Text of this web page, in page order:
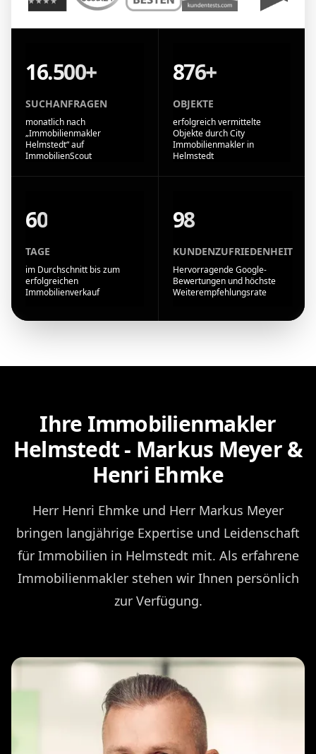
16.500+
SUCHANFRAGEN
monatlich nach
„Immobilienmakler
Helmstedt“ auf
ImmobilienScout
876+
OBJEKTE
erfolgreich vermittelte
Objekte durch City
Immobilienmakler in
Helmstedt
60
TAGE
im Durchschnitt bis zum
erfolgreichen
Immobilienverkauf
98
KUNDENZUFRIEDENHEIT
Hervorragende Google-
Bewertungen und höchste
Weiterempfehlungsrate
Ihre Immobilienmakler
Helmstedt - Markus Meyer &
Henri Ehmke
Herr Henri Ehmke und Herr Markus Meyer
bringen langjährige Expertise und Leidenschaft
für Immobilien in Helmstedt mit. Als erfahrene
Immobilienmakler stehen wir Ihnen persönlich
zur Verfügung.